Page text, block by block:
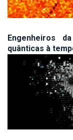
Engenheiros
quânticas à